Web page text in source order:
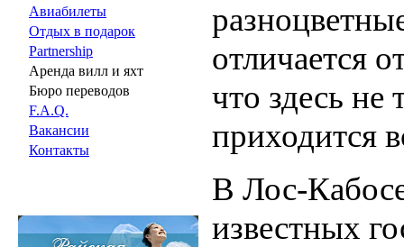
Авиабилеты
Отдых в подарок
Partnership
Аренда вилл и яхт
Бюро переводов
F.A.Q.
Вакансии
Контакты
отличается
что здесь не
приходится
В Лос-
известных